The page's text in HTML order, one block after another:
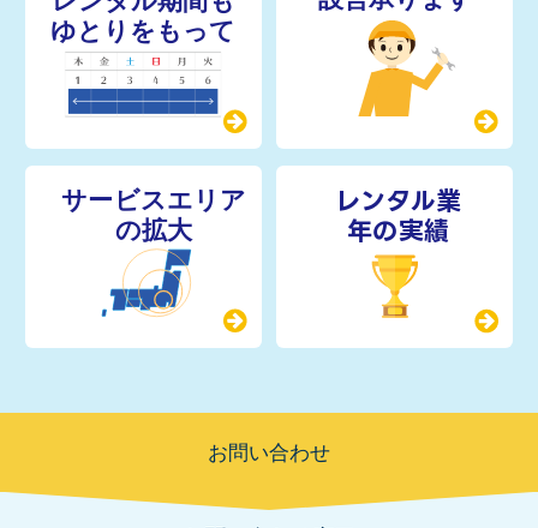
レンタル業
年の実績
お問い合わせ